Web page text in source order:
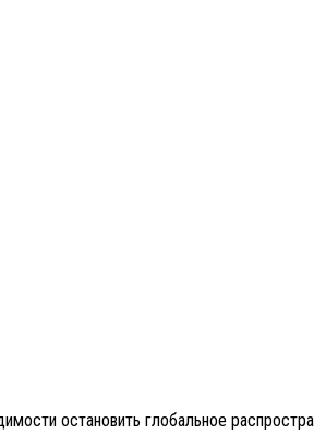
остановить глобальное